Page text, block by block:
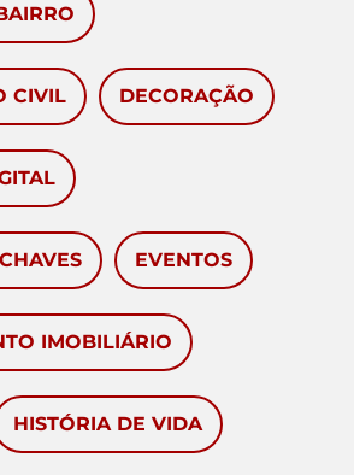
CIVIL DECORAÇÃO
EVENTOS
IMOBILIÁRIO
HISTÓRIA DE VIDA